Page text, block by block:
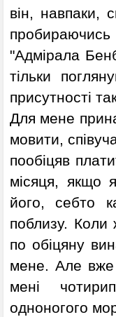
він, навпаки,
"Адмірала
тільки
присутності
Для мене
мовити,
пообіцяв
місяця, якщо
його, себто
поблизу.
по обіцяну
мене. Але вже
мені
одноногого